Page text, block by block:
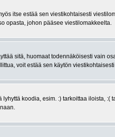
itse estää sen viestikohtaisesti
opasta, johon pääsee viestilomakkeelta.
sitä, huomaat todennäköisesti vain
voit estää sen käytön
koodia, esim. :) tarkoittaa iloista,